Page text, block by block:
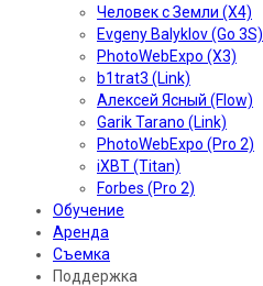
Человек с Земли (X4)
Evgeny Balyklov (Go 3S)
PhotoWebExpo (X3)
b1trat3 (Link)
Алексей Ясный (Flow)
Garik Tarano (Link)
PhotoWebExpo (Pro 2)
iXBT (Titan)
Forbes (Pro 2)
Обучение
Аренда
Съемка
Поддержка